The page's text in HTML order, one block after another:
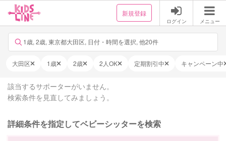
新規登録
ログイン メニュー
1歳, 2歳, 東京都大田区, 日付・時間を選択, 他20件
大田区 1歳 2歳 2人OK 定期割引中 キャンペーン中
該当するサポーターがいません。
検索条件を見直してみましょう。
詳細条件を指定してベビーシッターを検索